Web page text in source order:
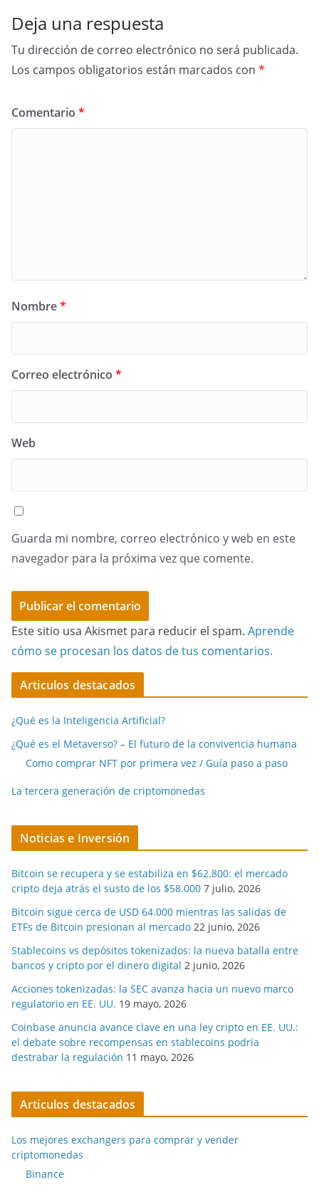
Deja una respuesta
Tu dirección de correo electrónico no será publicada.
Los campos obligatorios están marcados con *
Comentario *
Nombre*
Correo electrónico *
Web
Guarda mi nombre, correo electrónico y web en este
navegador para la próxima vez que comente.
Este sitio usa Akismet para reducir el spam. Aprende
cómo se procesan los datos de tus comentarios.
Articulos destacados
¿Qué es la Inteligencia Artificial?
¿Qué es el Metaverso? – El futuro de la convivencia humana
Como comprar NFT por primera vez / Guía paso a paso
La tercera generación de criptomonedas
Noticias e Inversión
Bitcoin se recupera y se estabiliza en $62.800: el mercado
cripto deja atrás el susto de los $58.000 7 julio, 2026
Bitcoin sigue cerca de USD 64.000 mientras las salidas de
ETFs de Bitcoin presionan al mercado 22 junio, 2026
Stablecoins vs depósitos tokenizados: la nueva batalla entre
bancos y cripto por el dinero digital 2 junio, 2026
Acciones tokenizadas: la SEC avanza hacia un nuevo marco
regulatorio en EE. UU. 19 mayo, 2026
Coinbase anuncia avance clave en una ley cripto en EE. UU.:
el debate sobre recompensas en stablecoins podría
destrabar la regulación 11 mayo, 2026
Articulos destacados
Los mejores exchangers para comprar y vender
criptomonedas
Binance